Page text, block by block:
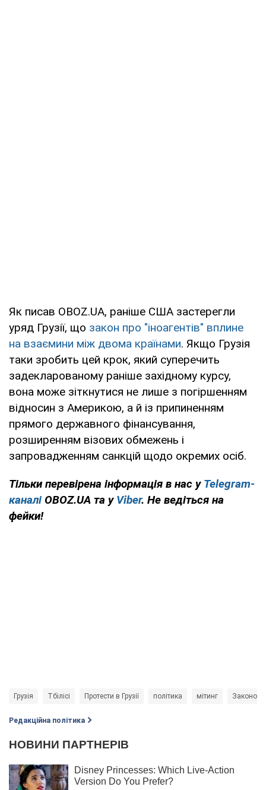
Як писав OBOZ.UA, раніше США застерегли
уряд Грузії, що закон про "іноагентів" вплине
на взаємини між двома країнами. Якщо Грузія
таки зробить цей крок, який суперечить
задекларованому раніше західному курсу,
вона може зіткнутися не лише з погіршенням
відносин з Америкою, а й із припиненням
прямого державного фінансування,
розширенням візових обмежень і
запровадженням санкцій щодо окремих осіб.
Тільки перевірена інформація в нас у Telegram-
каналі OBOZ.UA та у Viber. Не ведіться на
фейки!
Грузія Тбілісі Протести в Грузії політика мітинг
Редакційна політика